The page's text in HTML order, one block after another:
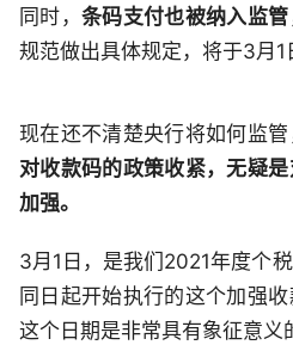
同时，条码支付也被纳入监管
规范做出具体规定，将于3月1
现在还不清楚央行将如何监管
对收款码的政策收紧，无疑
加强。
3月1日，是我们2021年度个
同日起开始执行的这个加强
这个日期是非常具有象征意义